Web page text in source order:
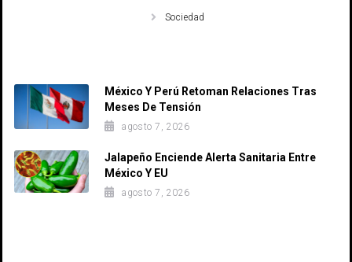
Sociedad
México Y Perú Retoman Relaciones Tras
Meses De Tensión
agosto 7, 2026
Jalapeño Enciende Alerta Sanitaria Entre
México Y EU
agosto 7, 2026